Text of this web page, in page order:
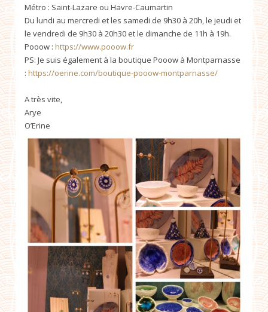
Métro : Saint-Lazare ou Havre-Caumartin
Du lundi au mercredi et les samedi de 9h30 à 20h, le jeudi et
le vendredi de 9h30 à 20h30 et le dimanche de 11h à 19h.
Pooow : https://www.pooow.fr
PS: Je suis également à la boutique Pooow à Montparnasse
: https://oerine.com/boutique-pooow-montparnasse/
A très vite,
Arye
O’Erine